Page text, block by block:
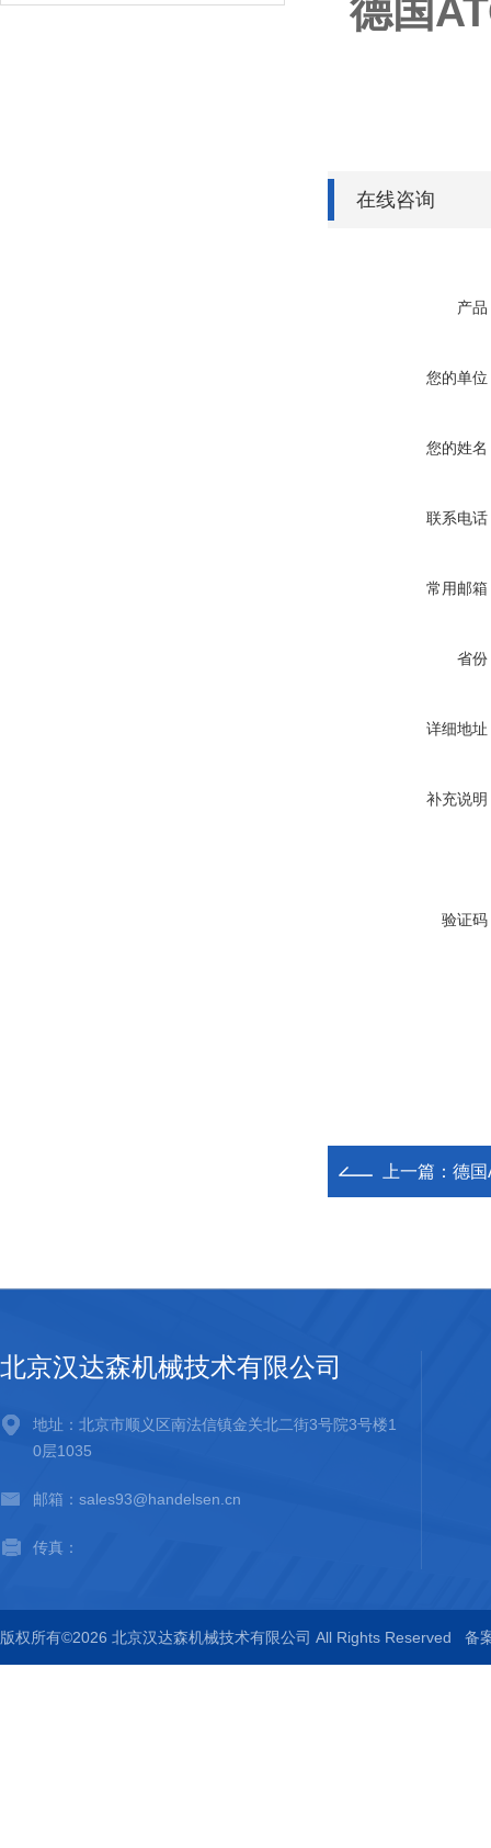
德国
在线咨询
产品
您的单位
您的姓名
联系电话
常用邮箱
省份
详细地址
补充说明
验证码
上一篇： 德
北京汉达森机械技术有限公司
地址：北京市顺义区南法信镇金关北二街3号院3号楼1
0层1035
邮箱：sales93@handelsen.cn
传真：
版权所有©2026 北京汉达森机械技术有限公司 All Rights Reserved 备